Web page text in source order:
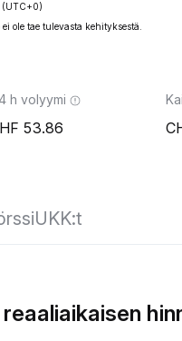
(UTC+0)
ole tae tulevasta kehityksestä.
h volyymi
53.86
UKK:t